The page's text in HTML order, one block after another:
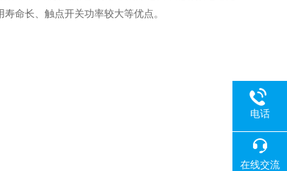
命长、触点开关功率较大等优点。
电话
在线交流